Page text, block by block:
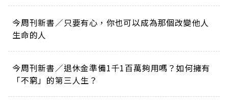
今周刊新書／只要有心，你也可以成為那個改變他人
生命的人
今周刊新書／退休金準備1千1百萬夠用嗎？如何擁有
「不窮」的第三人生？